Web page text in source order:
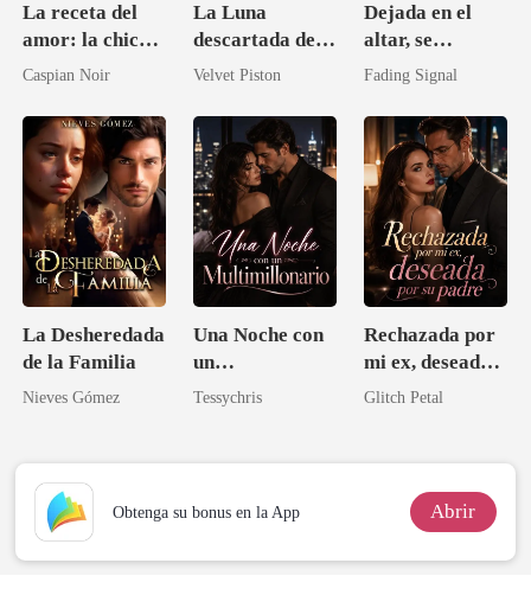
La receta del
amor: la chica
pueblerina es
talentosa
Caspian Noir
La Luna
descartada del
Alfa
Velvet Piston
Dejada en el
altar, se
convirtió en la
archienemigo
Fading Signal
La Desheredada
de la Familia
Nieves Gómez
Una Noche con
un
Multimillonario
Tessychris
Rechazada por
mi ex, deseada
por su padre
Glitch Petal
Obtenga su bonus en la App Abrir